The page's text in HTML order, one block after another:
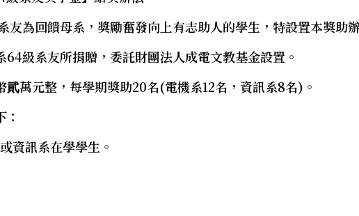
友為回饋母系，獎勵奮發向上有志助人的學生，特設置本獎助
級系友所捐贈，委託財團法人成電文教基金設置。
萬元整，每學期獎助20名(電機系12名，資訊系8名)。
訊系在學學生。